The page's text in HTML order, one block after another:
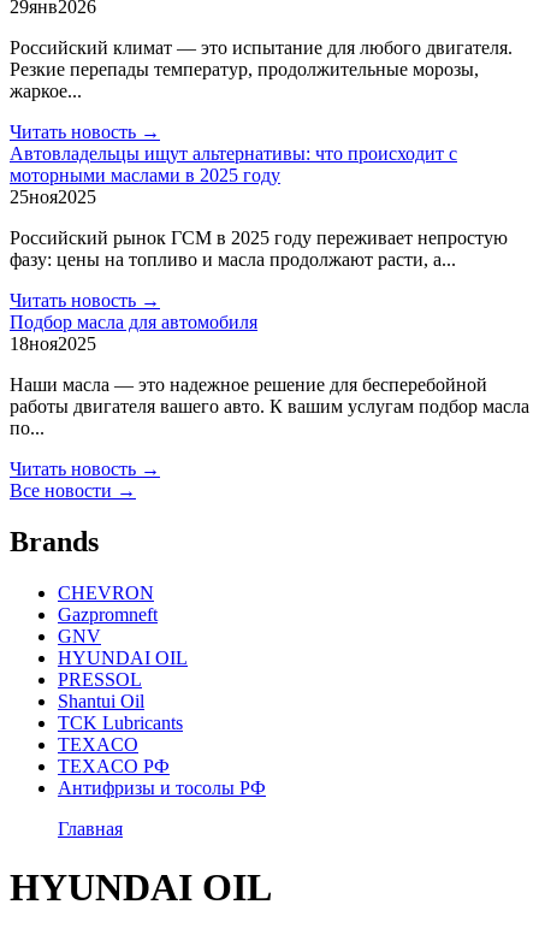
29янв2026
Российский климат — это испытание для любого двигателя.
Резкие перепады температур, продолжительные морозы,
жаркое...
Читать новость →
Автовладельцы ищут альтернативы: что происходит с
моторными маслами в 2025 году
25ноя2025
Российский рынок ГСМ в 2025 году переживает непростую
фазу: цены на топливо и масла продолжают расти, а...
Читать новость →
Подбор масла для автомобиля
18ноя2025
Наши масла — это надежное решение для бесперебойной
работы двигателя вашего авто. К вашим услугам подбор масла
по...
Читать новость →
Все новости →
Brands
CHEVRON
Gazpromneft
GNV
HYUNDAI OIL
PRESSOL
Shantui Oil
TCK Lubricants
TEXACO
TEXACO РФ
Антифризы и тосолы РФ
Главная
HYUNDAI OIL